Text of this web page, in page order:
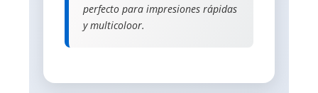
perfecto para impresiones rápidas
y multicoloor.